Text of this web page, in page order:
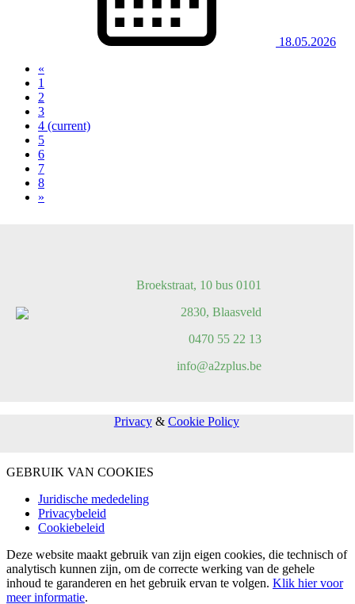
18.05.2026
«
1
2
3
4 (current)
5
6
7
8
»
Broekstraat, 10 bus 0101
2830, Blaasveld
0470 55 22 13
info@a2zplus.be
Privacy& Cookie Policy
GEBRUIK VAN COOKIES
Juridische mededeling
Privacybeleid
Cookiebeleid
Deze website maakt gebruik van zijn eigen cookies, die technisch of
analytisch kunnen zijn, om de correcte werking van de gehele
inhoud te garanderen en het gebruik ervan te volgen. Klik hier voor
meer informatie.